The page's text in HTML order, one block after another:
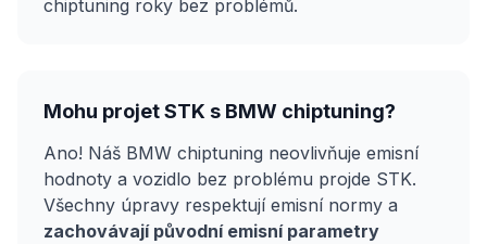
chiptuning roky bez problémů.
Mohu projet STK s BMW chiptuning?
Ano! Náš BMW chiptuning neovlivňuje emisní
hodnoty a vozidlo bez problému projde STK.
Všechny úpravy respektují emisní normy a
zachovávají původní emisní parametry